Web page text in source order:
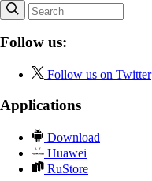
Follow us:
Follow us on Twitter
Applications
Download
Huawei
RuStore